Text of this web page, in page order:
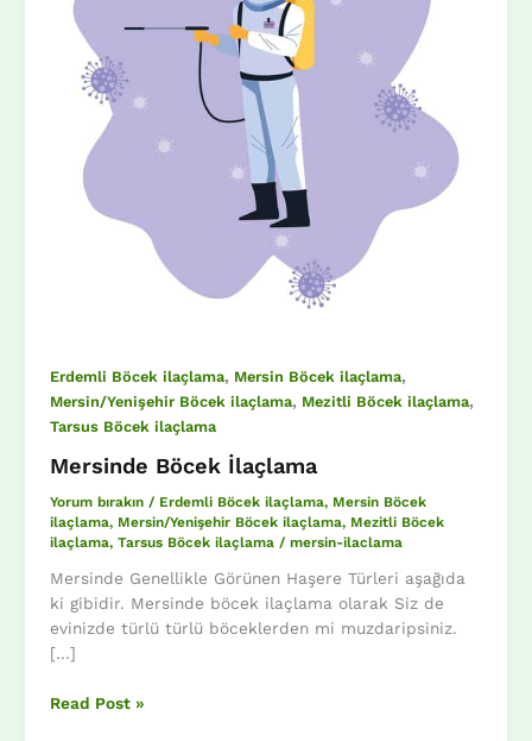
Erdemli Böcek ilaçlama, Mersin Böcek ilaçlama,
Mersin/Yenişehir Böcek ilaçlama, Mezitli Böcek ilaçlama,
Tarsus Böcek ilaçlama
Mersinde Böcek İlaçlama
Yorum bırakın / Erdemli Böcek ilaçlama, Mersin Böcek
ilaçlama, Mersin/Yenişehir Böcek ilaçlama, Mezitli Böcek
ilaçlama, Tarsus Böcek ilaçlama / mersin-ilaclama
Mersinde Genellikle Görünen Haşere Türleri aşağıda
ki gibidir. Mersinde böcek ilaçlama olarak Siz de
evinizde türlü türlü böceklerden mi muzdaripsiniz.
[…]
Mersinde
Read Post »